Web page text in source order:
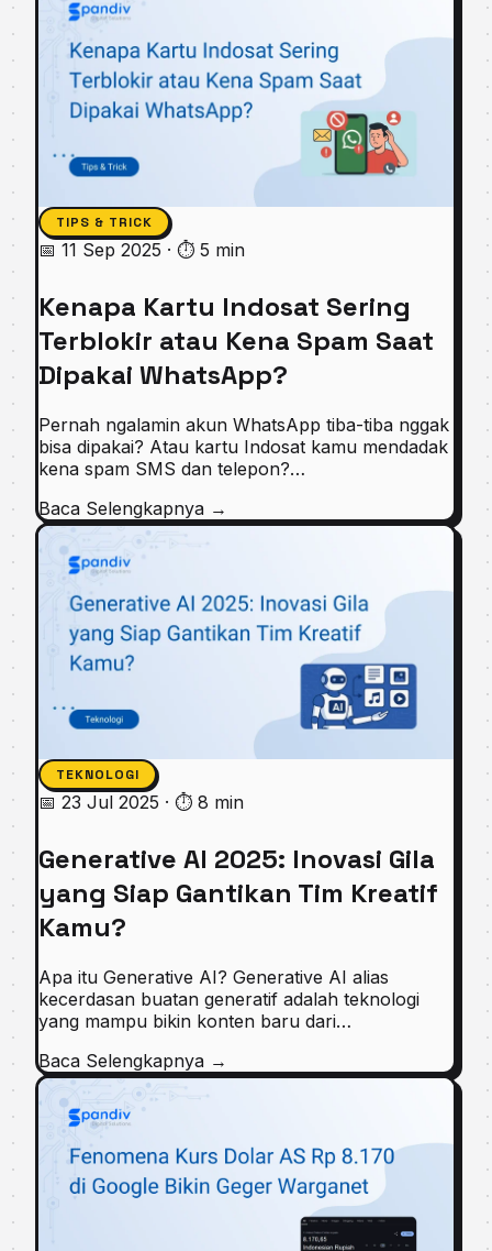
TIPS & TRICK
📅 11 Sep 2025 · ⏱ 5 min
Kenapa Kartu Indosat Sering
Terblokir atau Kena Spam Saat
Dipakai WhatsApp?
Pernah ngalamin akun WhatsApp tiba-tiba nggak
bisa dipakai? Atau kartu Indosat kamu mendadak
kena spam SMS dan telepon?…
Baca Selengkapnya →
TEKNOLOGI
📅 23 Jul 2025 · ⏱ 8 min
Generative AI 2025: Inovasi Gila
yang Siap Gantikan Tim Kreatif
Kamu?
Apa itu Generative AI? Generative AI alias
kecerdasan buatan generatif adalah teknologi
yang mampu bikin konten baru dari…
Baca Selengkapnya →